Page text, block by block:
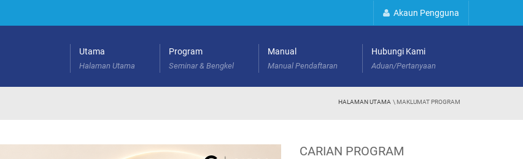
Akaun Pengguna
Utama
Halaman Utama
Program
Seminar & Bengkel
Manual
Manual Pendaftaran
Hubungi Kami
Aduan/Pertanyaan
HALAMAN UTAMA \ MAKLUMAT PROGRAM
CARIAN PROGRAM